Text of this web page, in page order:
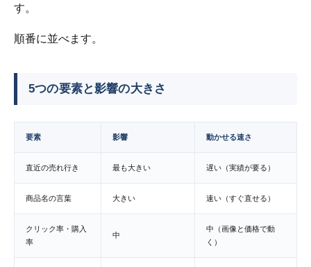
す。
順番に並べます。
5つの要素と影響の大きさ
要素 影響 動かせる速さ
直近の売れ行き 最も大きい 遅い（実績が要る）
商品名の言葉 大きい 速い（すぐ直せる）
クリック率・購入
率
中
中（画像と価格で動
く）